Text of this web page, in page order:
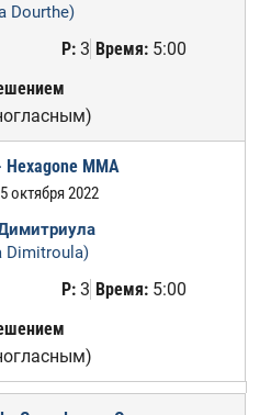
Dourthe)
Р:3 Время:5:00
Hexagone MMA
октября 2022
Dimitroula)
Р:3 Время:5:00